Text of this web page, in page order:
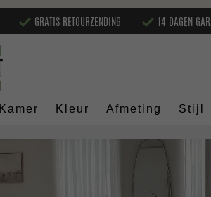
GRATIS RETOURZENDING 14 DAGEN
Kamer Kleur Afmeting Stijl